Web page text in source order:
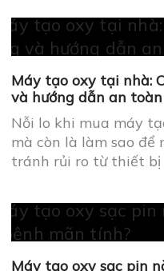
So sánh chi tiết
Nỗi lo khi mua máy
mà còn là làm sao để
tránh rủi ro từ thiết bị
Công ty TNHH Thiết